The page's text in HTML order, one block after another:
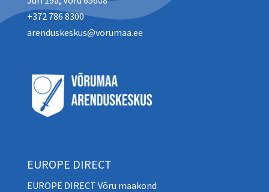
+372 786 8300
arenduskeskus@vorumaa.ee
EUROPE DIRECT
EUROPE DIRECT Võru maakond